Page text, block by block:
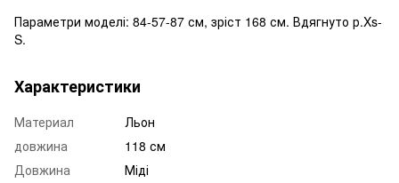
Параметри моделі: 84-57-87 см, зріст 168 см. Вдягнуто р.Xs-
S.
Характеристики
Материал
Льон
довжина
118 см
Довжина
Міді